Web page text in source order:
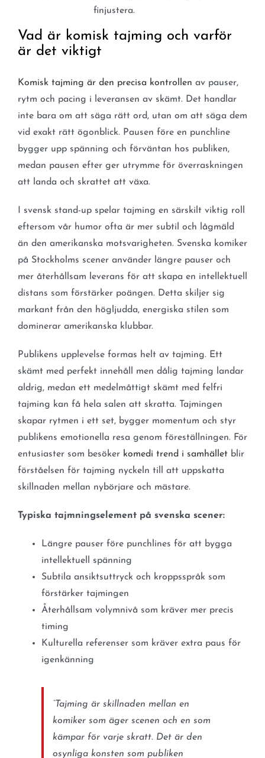
finjustera.
Vad är komisk tajming och varför
är det viktigt
Komisk tajming är den precisa kontrollen av pauser,
rytm och pacing i leveransen av skämt. Det handlar
inte bara om att säga rätt ord, utan om att säga dem
vid exakt rätt ögonblick. Pausen före en punchline
bygger upp spänning och förväntan hos publiken,
medan pausen efter ger utrymme för överraskningen
att landa och skrattet att växa.
I svensk stand-up spelar tajming en särskilt viktig roll
eftersom vår humor ofta är mer subtil och lågmäld
än den amerikanska motsvarigheten. Svenska komiker
på Stockholms scener använder längre pauser och
mer återhållsam leverans för att skapa en intellektuell
distans som förstärker poängen. Detta skiljer sig
markant från den högljudda, energiska stilen som
dominerar amerikanska klubbar.
Publikens upplevelse formas helt av tajming. Ett
skämt med perfekt innehåll men dålig tajming landar
aldrig, medan ett medelmåttigt skämt med felfri
tajming kan få hela salen att skratta. Tajmingen
skapar rytmen i ett set, bygger momentum och styr
publikens emotionella resa genom föreställningen. För
entusiaster som besöker komedi trend i samhälletblir
förståelsen för tajming nyckeln till att uppskatta
skillnaden mellan nybörjare och mästare.
Typiska tajmningselement på svenska scener:
Längre pauser före punchlines för att bygga
intellektuell spänning
Subtila ansiktsuttryck och kroppsspråk som
förstärker tajmingen
Återhållsam volymnivå som kräver mer precis
timing
Kulturella referenser som kräver extra paus för
igenkänning
“Tajming är skillnaden mellan en
komiker som äger scenen och en som
kämpar för varje skratt. Det är den
osynliga konsten som publiken